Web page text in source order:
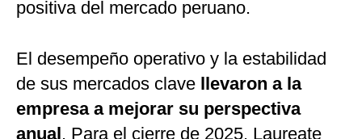
positiva del mercado peruano.
El desempeño operativo y la estabilidad
de sus mercados clave llevaron a la
empresa a mejorar su perspectiva
anual. Para el cierre de 2025, Laureate